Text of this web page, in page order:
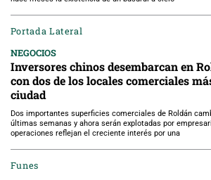
Portada Lateral
NEGOCIOS
Inversores chinos desembarcan en
con dos de los locales comerciales
ciudad
Dos importantes superficies comerciales de Roldán
últimas semanas y ahora serán explotadas por
operaciones reflejan el creciente interés por una
Funes